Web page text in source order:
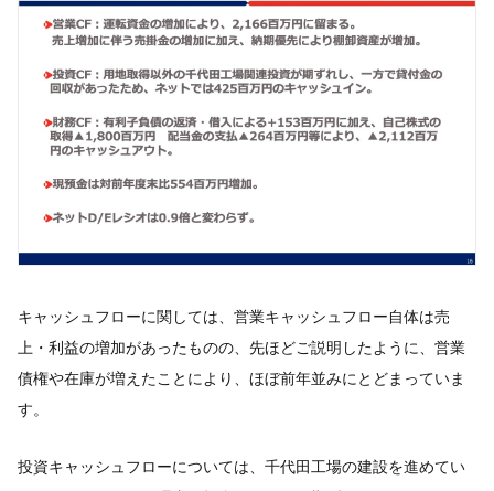
キャッシュフローに関しては、営業キャッシュフロー自体は売
上・利益の増加があったものの、先ほどご説明したように、営業
債権や在庫が増えたことにより、ほぼ前年並みにとどまっていま
す。
投資キャッシュフローについては、千代田工場の建設を進めてい